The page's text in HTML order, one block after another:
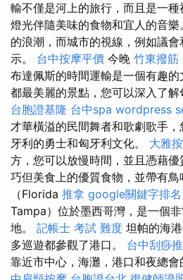
輸不僅是河上的旅行，而且是一
燈光伴隨美味的食物和宜人的音樂
的浪潮，而城市的視線，例如議
示。 台中按摩平價 今晚 竹東撥筋
布達佩斯的時間運輸是一個有趣
都最美麗的景點，您可以深入了解
台胞證基隆 台中spa wordpress
才華橫溢的民間舞者和歌劇歌手
牙利的勇士和匈牙利文化。 大雅
方，您可以放慢時間，並且憑藉
巧但美食上的優質食物，並帶有
（Florida 推拿 google關鍵字排名
Tampa）位於墨西哥灣，是一個
地。 記帳士 考試 難度 坦帕的海
多巡遊都參觀了港口。 台中刮痧
靠近市中心，海灘，港口和夜總會